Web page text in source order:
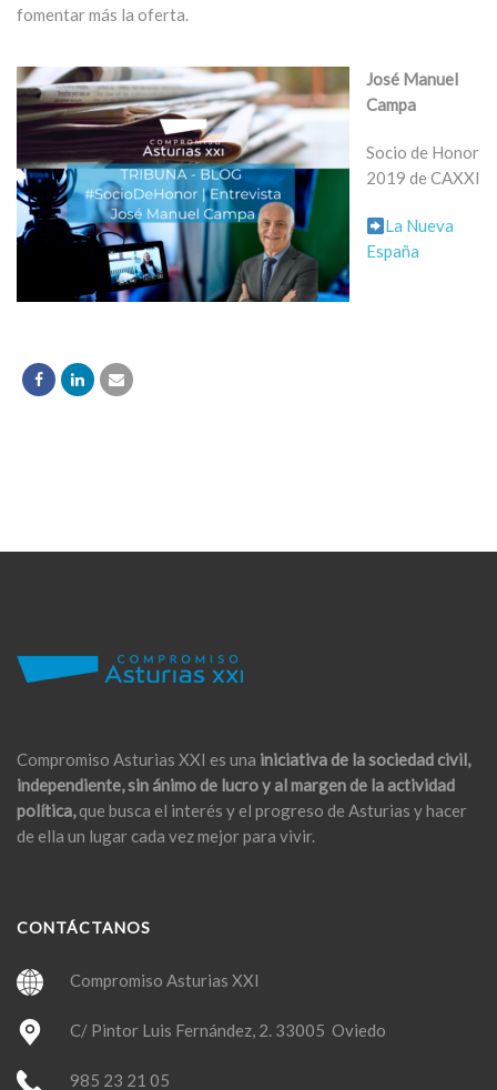
fomentar más la oferta.
José Manuel
Campa
Socio de Honor
2019 de CAXXI
La Nueva
España
Compromiso Asturias XXI es una iniciativa de la sociedad civil,
independiente, sin ánimo de lucro y al margen de la actividad
política,que busca el interés y el progreso de Asturias y hacer
de ella un lugar cada vez mejor para vivir.
CONTÁCTANOS
Compromiso Asturias XXI
C/ Pintor Luis Fernández, 2. 33005 Oviedo
985 23 21 05